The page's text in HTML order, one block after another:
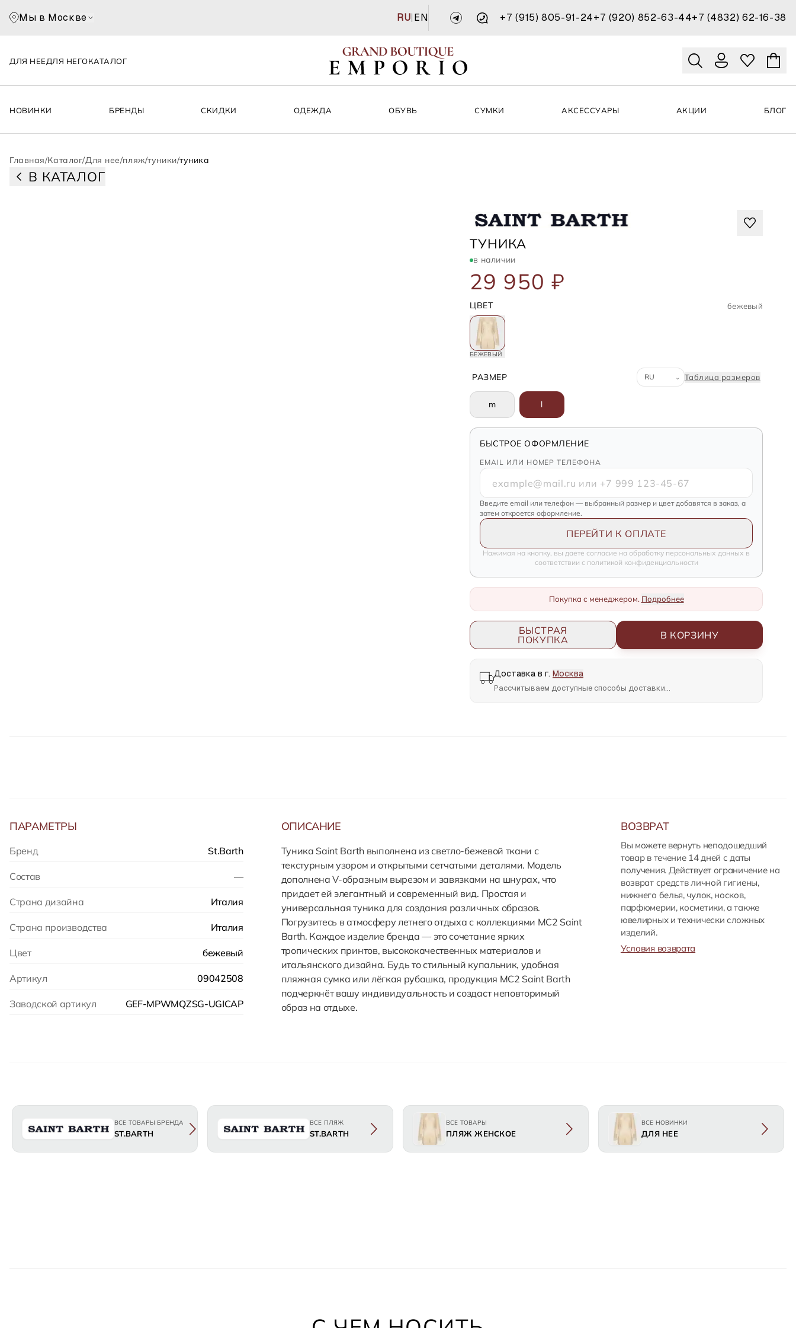
Мы в Москве RU| EN +7 (915) 805-91-24+7 (920) 852-63-44+7 (4832) 62-16-38
ДЛЯ НЕЕДЛЯ НЕГОКАТАЛОГ
НОВИНКИ БРЕНДЫ СКИДКИ ОДЕЖДА ОБУВЬ СУМКИ АКСЕССУАРЫ АКЦИИ БЛОГ
Главная/Каталог/Для нее/пляж/туники/туника
В КАТАЛОГ
ST.BARTH
ТУНИКА
в наличии
29 950 ₽
ЦВЕТ бежевый
БЕЖЕВЫЙ
РАЗМЕР Система размеров
⌄ Таблица размеров
m l
БЫСТРОЕ ОФОРМЛЕНИЕ
EMAIL ИЛИ НОМЕР ТЕЛЕФОНА
Введите email или телефон — выбранный размер и цвет добавятся в заказ, а
затем откроется оформление.
ПЕРЕЙТИ К ОПЛАТЕ
Нажимая на кнопку, вы даете согласие на обработку персональных данных в
соответствии с политикой конфиденциальности
Покупка с менеджером. Подробнее
БЫСТРАЯ
ПОКУПКА
В КОРЗИНУ
Доставка в г. Москва
Рассчитываем доступные способы доставки...
ПАРАМЕТРЫ
Бренд St.Barth
Состав —
Страна дизайна Италия
Страна производства Италия
Цвет бежевый
Артикул 09042508
Заводской артикул GEF-MPWMQZSG-UGICAP
ОПИСАНИЕ
Туника Saint Barth выполнена из светло-бежевой ткани с
текстурным узором и открытыми сетчатыми деталями. Модель
дополнена V-образным вырезом и завязками на шнурах, что
придает ей элегантный и современный вид. Простая и
универсальная туника для создания различных образов.
Погрузитесь в атмосферу летнего отдыха с коллекциями MC2 Saint
Barth. Каждое изделие бренда — это сочетание ярких
тропических принтов, высококачественных материалов и
итальянского дизайна. Будь то стильный купальник, удобная
пляжная сумка или лёгкая рубашка, продукция MC2 Saint Barth
подчеркнёт вашу индивидуальность и создаст неповторимый
образ на отдыхе.
ВОЗВРАТ
Вы можете вернуть неподошедший
товар в течение 14 дней с даты
получения. Действует ограничение на
возврат средств личной гигиены,
нижнего белья, чулок, носков,
парфюмерии, косметики, а также
ювелирных и технически сложных
изделий.
Условия возврата
ВСЕ ТОВАРЫ БРЕНДА
ST.BARTH
ВСЕ ПЛЯЖ
ST.BARTH
ВСЕ ТОВАРЫ
ПЛЯЖ ЖЕНСКОЕ
ВСЕ НОВИНКИ
ДЛЯ НЕЕ